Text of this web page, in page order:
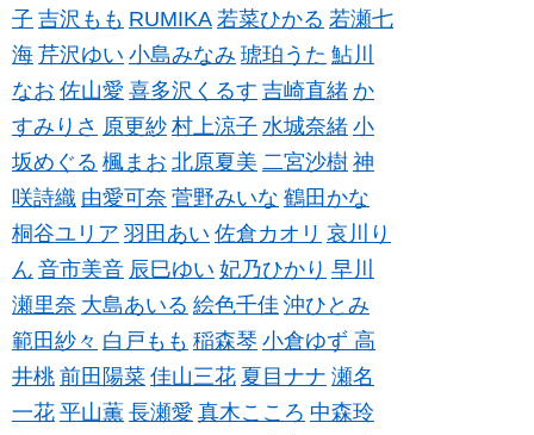
子 吉沢もも RUMIKA 若菜ひかる 若瀬七
海 芹沢ゆい 小島みなみ 琥珀うた 鮎川
なお 佐山愛 喜多沢くるす 吉崎直緒 か
すみりさ 原更紗 村上涼子 水城奈緒 小
坂めぐる 楓まお 北原夏美 二宮沙樹 神
咲詩織 由愛可奈 菅野みいな 鶴田かな
桐谷ユリア 羽田あい 佐倉カオリ 哀川り
ん 音市美音 辰巳ゆい 妃乃ひかり 早川
瀬里奈 大島あいる 絵色千佳 沖ひとみ
範田紗々 白戸もも 稲森琴 小倉ゆず 高
井桃 前田陽菜 佳山三花 夏目ナナ 瀬名
一花 平山薫 長瀬愛 真木こころ 中森玲